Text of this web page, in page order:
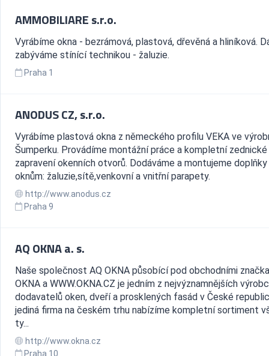
AMMOBILIARE s.r.o.
Vyrábíme okna - bezrámová, plastová, dřevěná a hliníková.
zabýváme stínící technikou - žaluzie.
Praha 1
ANODUS CZ, s.r.o.
Vyrábíme plastová okna z německého profilu VEKA ve
Šumperku. Provádíme montážní práce a kompletní zednické
zapravení okenních otvorů. Dodáváme a montujeme doplňky
oknům: žaluzie,sítě,venkovní a vnitřní parapety.
http://www.anodus.cz
Praha 9
AQ OKNA a. s.
Naše společnost AQ OKNA působící pod obchodními
OKNA a WWW.OKNA.CZ je jedním z nejvýznamnějších
dodavatelů oken, dveří a prosklených fasád v České
jediná firma na českém trhu nabízíme kompletní sortiment
ty...
http://www.okna.cz
Praha 10